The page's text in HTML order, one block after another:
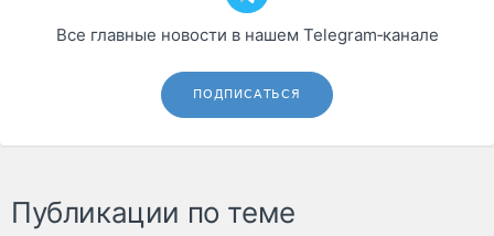
Все главные новости в нашем Telegram‑канале
ПОДПИСАТЬСЯ
Публикации по теме